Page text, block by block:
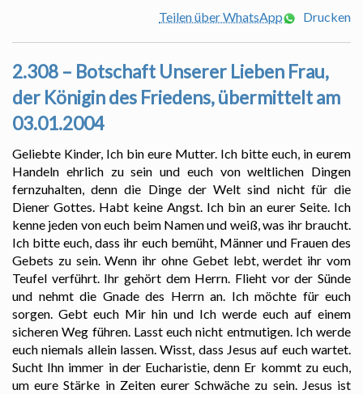
Teilen über WhatsApp
Drucken
2.308 – Botschaft Unserer Lieben Frau,
der Königin des Friedens, übermittelt am
03.01.2004
Geliebte Kinder, Ich bin eure Mutter. Ich bitte euch, in eurem
Handeln ehrlich zu sein und euch von weltlichen Dingen
fernzuhalten, denn die Dinge der Welt sind nicht für die
Diener Gottes. Habt keine Angst. Ich bin an eurer Seite. Ich
kenne jeden von euch beim Namen und weiß, was ihr braucht.
Ich bitte euch, dass ihr euch bemüht, Männer und Frauen des
Gebets zu sein. Wenn ihr ohne Gebet lebt, werdet ihr vom
Teufel verführt. Ihr gehört dem Herrn. Flieht vor der Sünde
und nehmt die Gnade des Herrn an. Ich möchte für euch
sorgen. Gebt euch Mir hin und Ich werde euch auf einem
sicheren Weg führen. Lasst euch nicht entmutigen. Ich werde
euch niemals allein lassen. Wisst, dass Jesus auf euch wartet.
Sucht Ihn immer in der Eucharistie, denn Er kommt zu euch,
um eure Stärke in Zeiten eurer Schwäche zu sein. Jesus ist